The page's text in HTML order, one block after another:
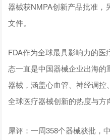
器械获NMPA创新产品批准，
文件。
FDA作为全球最具影响力的
态一直是中国器械企业出海
器械，涵盖心血管、神经调
全球医疗器械创新的热度与方
犀评：一周358个器械获批，